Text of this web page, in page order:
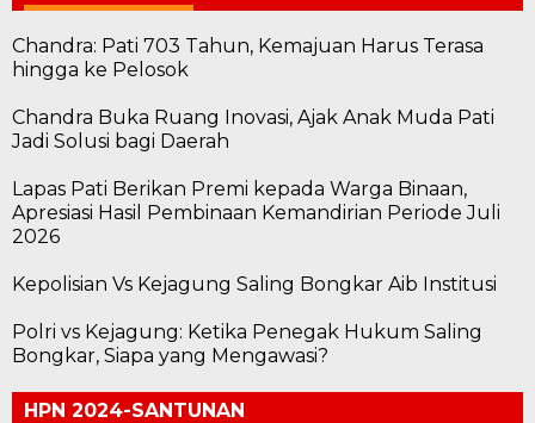
Chandra: Pati 703 Tahun, Kemajuan Harus Terasa
hingga ke Pelosok
Chandra Buka Ruang Inovasi, Ajak Anak Muda Pati
Jadi Solusi bagi Daerah
Lapas Pati Berikan Premi kepada Warga Binaan,
Apresiasi Hasil Pembinaan Kemandirian Periode Juli
2026
Kepolisian Vs Kejagung Saling Bongkar Aib Institusi
Polri vs Kejagung: Ketika Penegak Hukum Saling
Bongkar, Siapa yang Mengawasi?
HPN 2024-SANTUNAN